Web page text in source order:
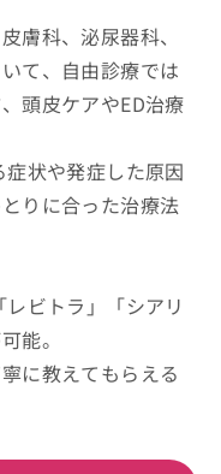
膚科、泌尿器科、
て、自由診療では
頭皮ケアやED治療
状や発症した原因
りに合った治療法
ビトラ」「シアリ
能。
に教えてもらえる